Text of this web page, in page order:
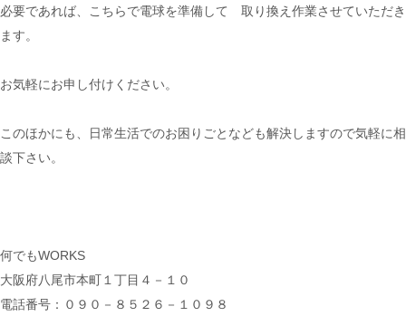
必要であれば、こちらで電球を準備して 取り換え作業させていただき
ます。
お気軽にお申し付けください。
このほかにも、日常生活でのお困りごとなども解決しますので気軽に相
談下さい。
何でもWORKS
大阪府八尾市本町１丁目４－１０
電話番号：０９０－８５２６－１０９８